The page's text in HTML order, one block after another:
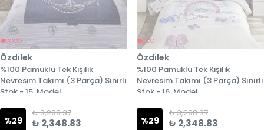
Özdilek
%100 Pamuklu Tek Kişilik
Nevresim Takımı (3 Parça) Sınırlı
Stok - 15. Model
%29
₺ 3,288.37
₺ 2,348.83
Özdilek
%100 Pamuklu Tek Kişilik
Nevresim Takımı (3 Parça) Sınırlı
Stok - 16. Model
%29
₺ 3,288.37
₺ 2,348.83